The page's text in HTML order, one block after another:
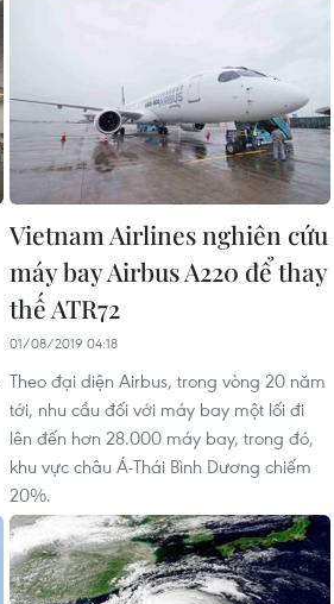
Vietnam Airlines nghiên cứu
máy bay Airbus A220 để thay
thế ATR72
01/08/2019 04:18
Theo đại diện Airbus, trong vòng 20 năm
tới, nhu cầu đối với máy bay một lối đi
lên đến hơn 28.000 máy bay, trong đó,
khu vực châu Á-Thái Bình Dương chiếm
20%.